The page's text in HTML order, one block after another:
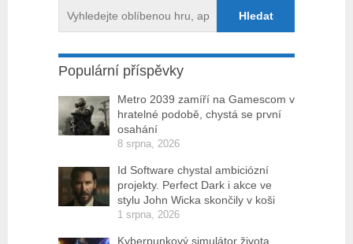
Populární příspěvky
Metro 2039 zamíří na Gamescom v
hratelné podobě, chystá se první
osahání
8 srpna, 2026
Id Software chystal ambiciózní
projekty. Perfect Dark i akce ve
stylu John Wicka skončily v koši
1 srpna, 2026
Kyberpunkový simulátor života